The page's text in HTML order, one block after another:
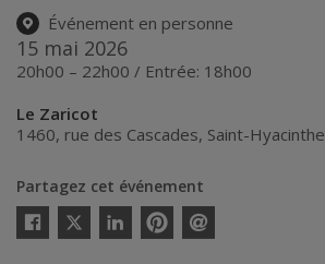
Événement en personne
15 mai 2026
20h00 – 22h00 / Entrée: 18h00
Le Zaricot
1460, rue des Cascades, Saint-Hyacinthe
Partagez cet événement
Twitter